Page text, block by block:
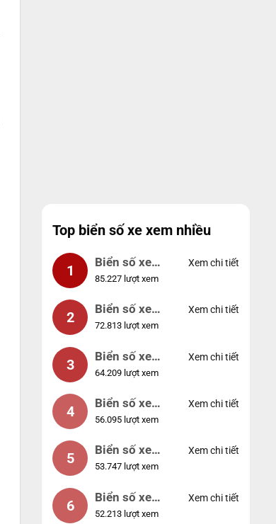
Top biển số xe xem nhiều
1
Biển số xe
99999
85.227 lượt xem
Xem chi tiết
2
Biển số xe
04953
72.813 lượt xem
Xem chi tiết
3
Biển số xe
88888
64.209 lượt xem
Xem chi tiết
4
Biển số xe
12345
56.095 lượt xem
Xem chi tiết
5
Biển số xe
66666
53.747 lượt xem
Xem chi tiết
6
Biển số xe
11111
52.213 lượt xem
Xem chi tiết